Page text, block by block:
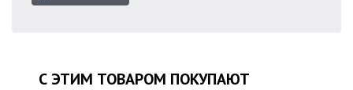
С ЭТИМ ТОВАРОМ ПОКУПАЮТ